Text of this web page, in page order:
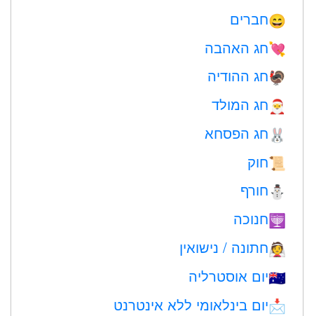
😄חברים
💘חג האהבה
🦃חג ההודיה
🎅 חג המולד
🐰 חג הפסחא
📜חוק
⛄ חורף
🕎חנוכה
👰חתונה / נישואין
🇦🇺יום אוסטרליה
📩יום בינלאומי ללא אינטרנט